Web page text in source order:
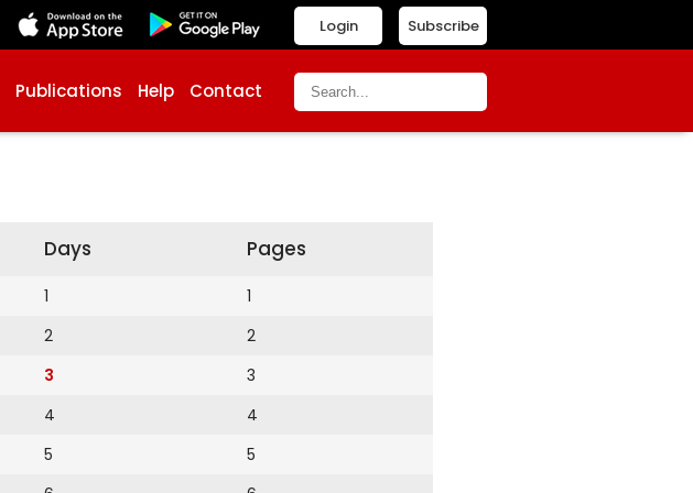
Subscribe
Login
Publications Help Contact
Days
1
2
3
4
5
Pages
1
2
3
4
5